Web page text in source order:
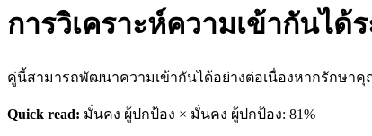
การวิเคราะห์ความเข้ากันได้
คู่นี้สามารถพัฒนาความเข้ากันได้อย่างต่อเนื่องหากรักษา
Quick read: มั่นคง ผู้ปกป้อง × มั่นคง ผู้ปกป้อง: 81%